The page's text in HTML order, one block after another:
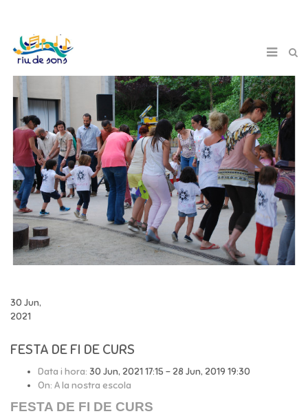
30 Jun,
2021
FESTA DE FI DE CURS
Data i hora: 30 Jun, 2021 17:15 - 28 Jun, 2019 19:30
On: A la nostra escola
FESTA DE FI DE CURS